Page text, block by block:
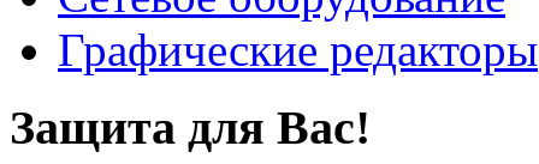
Графические редакторы
Защита для Вас!